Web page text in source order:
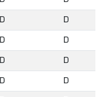
D D
D D
D D
D D